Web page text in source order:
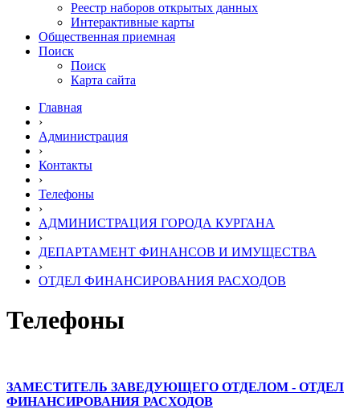
Реестр наборов открытых данных
Интерактивные карты
Общественная приемная
Поиск
Поиск
Карта сайта
Главная
›
Администрация
›
Контакты
›
Телефоны
›
АДМИНИСТРАЦИЯ ГОРОДА КУРГАНА
›
ДЕПАРТАМЕНТ ФИНАНСОВ И ИМУЩЕСТВА
›
ОТДЕЛ ФИНАНСИРОВАНИЯ РАСХОДОВ
Телефоны
ЗАМЕСТИТЕЛЬ ЗАВЕДУЮЩЕГО ОТДЕЛОМ - ОТДЕЛ
ФИНАНСИРОВАНИЯ РАСХОДОВ